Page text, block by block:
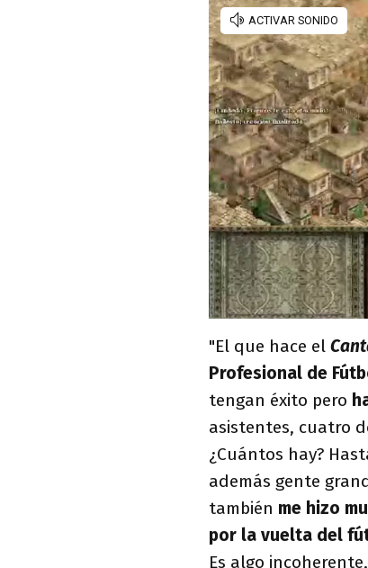
"El que hace el
Profesional de
tengan éxito pero
asistentes, cuatro
¿Cuántos hay?
además gente
también me hizo
por la vuelta del
Es algo